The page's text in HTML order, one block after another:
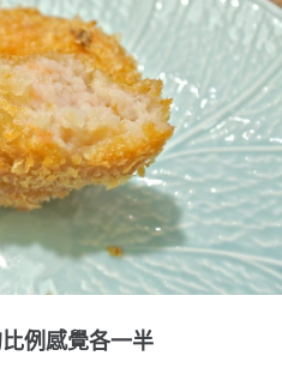
例感覺各一半